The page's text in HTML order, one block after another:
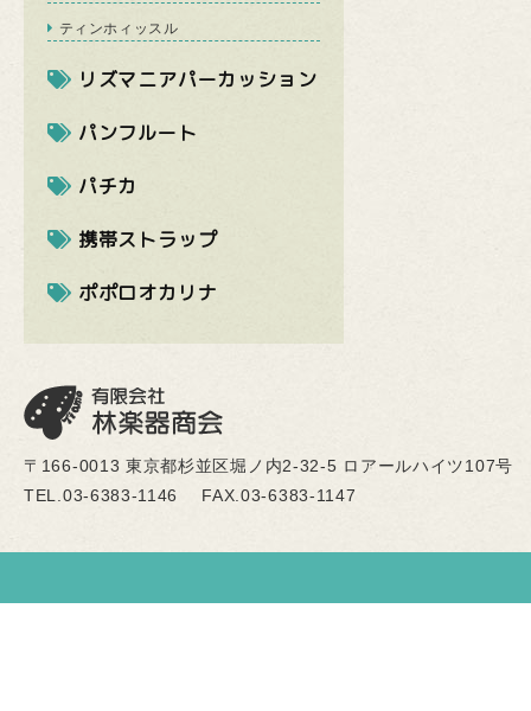
ティンホィッスル
リズマニアパーカッション
パンフルート
パチカ
携帯ストラップ
ポポロオカリナ
〒166-0013 東京都杉並区堀ノ内2-32-5 ロアールハイツ107号
TEL.03-6383-1146
FAX.03-6383-1147